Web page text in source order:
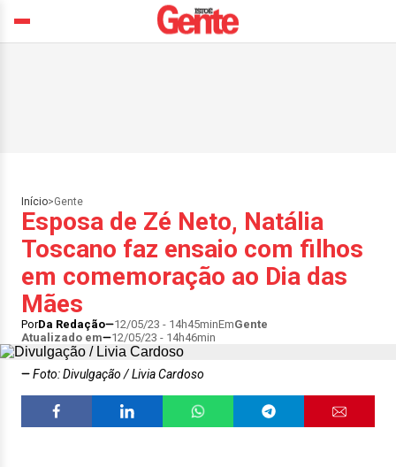
Início>Gente
Esposa de Zé Neto, Natália
Toscano faz ensaio com filhos
em comemoração ao Dia das
Mães
PorDa Redação 12/05/23 - 14h45minEmGente
Atualizado em
12/05/23 - 14h46min
Foto: Divulgação / Livia Cardoso